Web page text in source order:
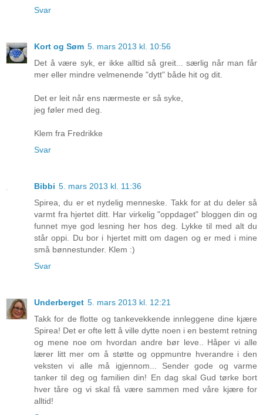
Svar
Kort og Søm 5. mars 2013 kl. 10:56
Det å være syk, er ikke alltid så greit... særlig når man får
mer eller mindre velmenende "dytt" både hit og dit.
Det er leit når ens nærmeste er så syke,
jeg føler med deg.
Klem fra Fredrikke
Svar
Bibbi 5. mars 2013 kl. 11:36
Spirea, du er et nydelig menneske. Takk for at du deler så
varmt fra hjertet ditt. Har virkelig "oppdaget" bloggen din og
funnet mye god lesning her hos deg. Lykke til med alt du
står oppi. Du bor i hjertet mitt om dagen og er med i mine
små bønnestunder. Klem :)
Svar
Underberget 5. mars 2013 kl. 12:21
Takk for de flotte og tankevekkende innleggene dine kjære
Spirea! Det er ofte lett å ville dytte noen i en bestemt retning
og mene noe om hvordan andre bør leve.. Håper vi alle
lærer litt mer om å støtte og oppmuntre hverandre i den
veksten vi alle må igjennom... Sender gode og varme
tanker til deg og familien din! En dag skal Gud tørke bort
hver tåre og vi skal få være sammen med våre kjære for
alltid!